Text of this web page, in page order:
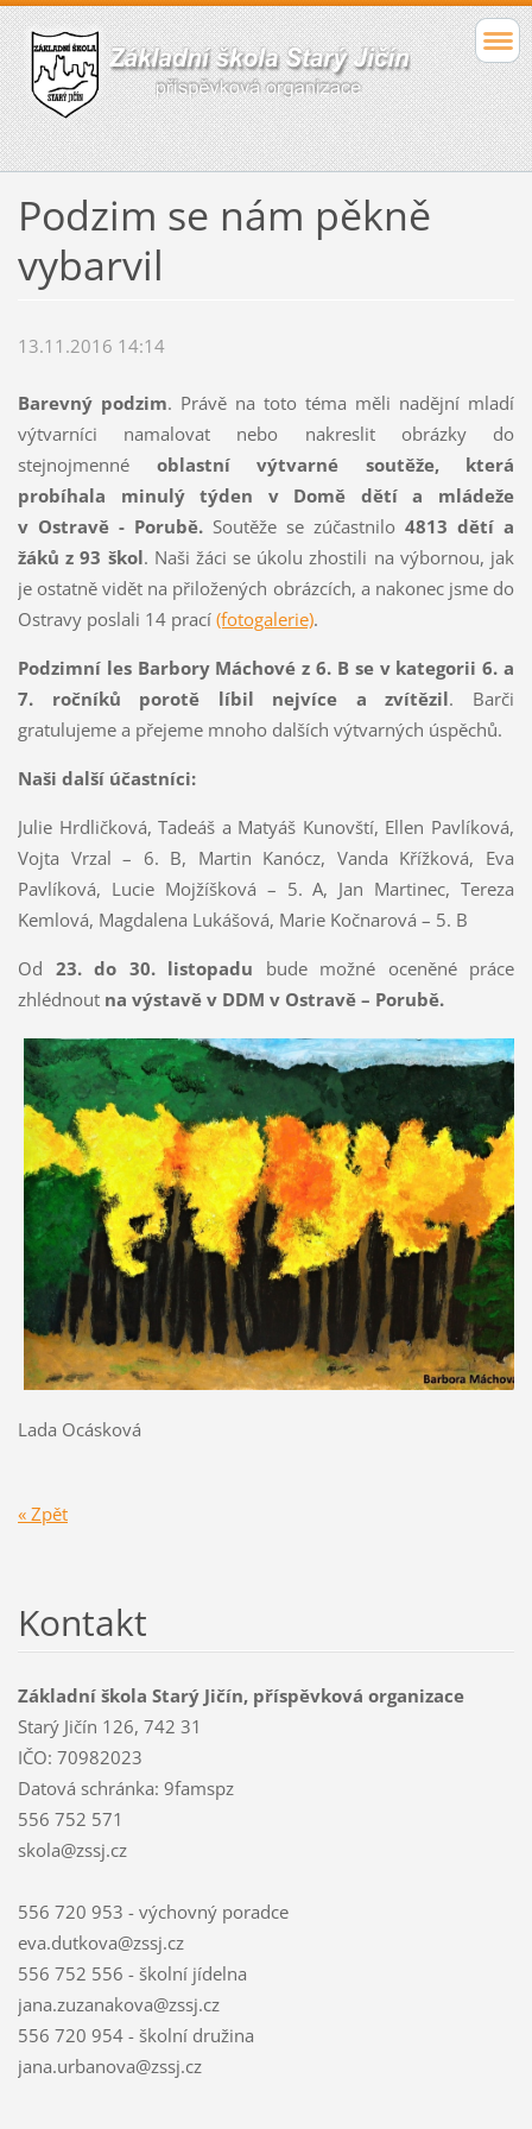
Podzim se nám pěkně
vybarvil
13.11.2016 14:14
Barevný podzim. Právě na toto téma měli nadějní mladí
výtvarníci namalovat nebo nakreslit obrázky do
stejnojmenné oblastní výtvarné soutěže, která
probíhala minulý týden v Domě dětí a mládeže
v Ostravě - Porubě. Soutěže se zúčastnilo4813 dětí a
žáků z 93 škol. Naši žáci se úkolu zhostili na výbornou, jak
je ostatně vidět na přiložených obrázcích, a nakonec jsme do
Ostravy poslali 14 prací (fotogalerie).
Podzimní les Barbory Máchové z 6. B se v kategorii 6. a
7. ročníků porotě líbil nejvíce a zvítězil. Barči
gratulujeme a přejeme mnoho dalších výtvarných úspěchů.
Naši další účastníci:
Julie Hrdličková, Tadeáš a Matyáš Kunovští, Ellen Pavlíková,
Vojta Vrzal – 6. B, Martin Kanócz, Vanda Křížková, Eva
Pavlíková, Lucie Mojžíšková – 5. A, Jan Martinec, Tereza
Kemlová, Magdalena Lukášová, Marie Kočnarová – 5. B
Od 23. do 30. listopadu bude možné oceněné práce
zhlédnout na výstavě v DDM v Ostravě – Porubě.
Lada Ocásková
« Zpět
Kontakt
Základní škola Starý Jičín, příspěvková organizace
Starý Jičín 126, 742 31
IČO: 70982023
Datová schránka: 9famspz
556 752 571
skola@zssj.cz
556 720 953 - výchovný poradce
eva.dutkova@zssj.cz
556 752 556 - školní jídelna
jana.zuzanakova@zssj.cz
556 720 954 - školní družina
jana.urbanova@zssj.cz